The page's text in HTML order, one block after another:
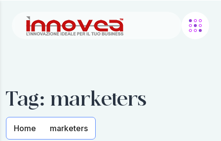
Tag: marketers
Home marketers